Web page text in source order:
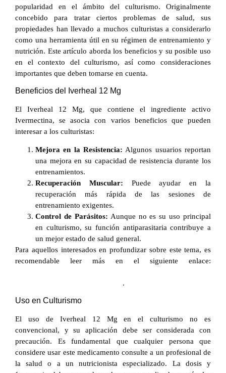
popularidad en el ámbito del culturismo. Originalmente
concebido para tratar ciertos problemas de salud, sus
propiedades han llevado a muchos culturistas a considerarlo
como una herramienta útil en su régimen de entrenamiento y
nutrición. Este artículo aborda los beneficios y su posible uso
en el contexto del culturismo, así como consideraciones
importantes que deben tomarse en cuenta.
Beneficios del Iverheal 12 Mg
El Iverheal 12 Mg, que contiene el ingrediente activo
Ivermectina, se asocia con varios beneficios que pueden
interesar a los culturistas:
Mejora en la Resistencia: Algunos usuarios reportan
una mejora en su capacidad de resistencia durante los
entrenamientos.
Recuperación Muscular: Puede ayudar en la
recuperación más rápida de las sesiones de
entrenamiento exigentes.
Control de Parásitos: Aunque no es su uso principal
en culturismo, su función antiparasitaria contribuye a
un mejor estado de salud general.
Para aquellos interesados en profundizar sobre este tema, es
recomendable leer más en el siguiente enlace:
.
Uso en Culturismo
El uso de Iverheal 12 Mg en el culturismo no es
convencional, y su aplicación debe ser considerada con
precaución. Es fundamental que cualquier persona que
considere usar este medicamento consulte a un profesional de
la salud o a un nutricionista especializado. La dosis y